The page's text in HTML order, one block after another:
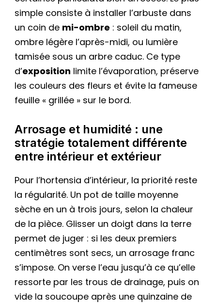
simple consiste à installer l’arbuste dans
un coin de mi-ombre : soleil du matin,
ombre légère l’après-midi, ou lumière
tamisée sous un arbre caduc. Ce type
d’exposition limite l’évaporation, préserve
les couleurs des fleurs et évite la fameuse
feuille « grillée » sur le bord.
Arrosage et humidité : une
stratégie totalement différente
entre intérieur et extérieur
Pour l’hortensia d’intérieur, la priorité reste
la régularité. Un pot de taille moyenne
sèche en un à trois jours, selon la chaleur
de la pièce. Glisser un doigt dans la terre
permet de juger : si les deux premiers
centimètres sont secs, un arrosage franc
s’impose. On verse l’eau jusqu’à ce qu’elle
ressorte par les trous de drainage, puis on
vide la soucoupe après une quinzaine de